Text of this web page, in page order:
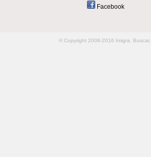
Facebook
© Copyright 2008-2016 Imigra.